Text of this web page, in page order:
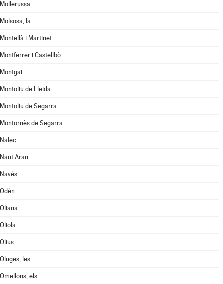
Mollerussa
Molsosa, la
Montellà i Martinet
Montferrer i Castellbò
Montgai
Montoliu de Lleida
Montoliu de Segarra
Montornès de Segarra
Nalec
Naut Aran
Navès
Odèn
Oliana
Oliola
Olius
Oluges, les
Omellons, els